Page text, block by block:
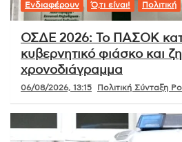
Ενδιαφέρουν Ό,τι είναι! Πολιτική
ΟΣΔΕ 2026: Το ΠΑΣΟΚ
κυβερνητικό φιάσκο και
χρονοδιάγραμμα
06/08/2026, 13:15 Πολιτική Σύνταξη